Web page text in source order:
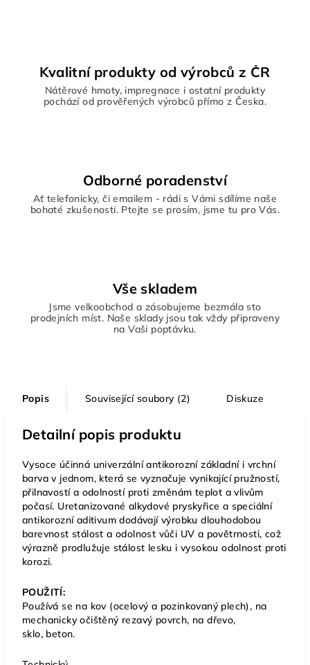
Kvalitní produkty od výrobců z ČR
Nátěrové hmoty, impregnace i ostatní produkty
pochází od prověřených výrobců přímo z Česka.
Odborné poradenství
Ať telefonicky, či emailem - rádi s Vámi sdílíme naše
bohaté zkušenosti. Ptejte se prosím, jsme tu pro Vás.
Vše skladem
Jsme velkoobchod a zásobujeme bezmála sto
prodejních míst. Naše sklady jsou tak vždy připraveny
na Vaši poptávku.
Popis Související soubory (2) Diskuze
Detailní popis produktu
Vysoce účinná univerzální antikorozní základní i vrchní
barva v jednom, která se vyznačuje vynikající pružností,
přilnavostí a odolností proti změnám teplot a vlivům
počasí. Uretanizované alkydové pryskyřice a speciální
antikorozní aditivum dodávají výrobku dlouhodobou
barevnost stálost a odolnost vůči UV a povětrnosti, což
výrazně prodlužuje stálost lesku i vysokou odolnost proti
korozi.
POUŽITÍ:
Používá se na kov (ocelový a pozinkovaný plech), na
mechanicky očištěný rezavý povrch, na dřevo,
sklo, beton.